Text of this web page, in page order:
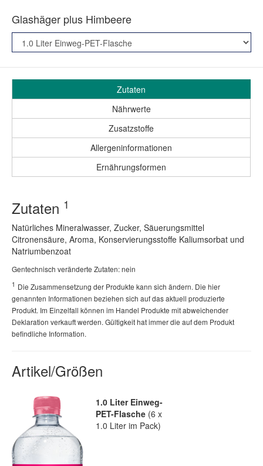
Glashäger plus Himbeere
Zutaten
Nährwerte
Zusatzstoffe
Allergeninformationen
Ernährungsformen
Zutaten 1
Natürliches Mineralwasser, Zucker, Säuerungsmittel
Citronensäure, Aroma, Konservierungsstoffe Kaliumsorbat und
Natriumbenzoat
Gentechnisch veränderte Zutaten: nein
1 Die Zusammensetzung der Produkte kann sich ändern. Die hier
genannten Informationen beziehen sich auf das aktuell produzierte
Produkt. Im Einzelfall können im Handel Produkte mit abweichender
Deklaration verkauft werden. Gültigkeit hat immer die auf dem Produkt
befindliche Information.
Artikel/Größen
1.0 Liter Einweg-
PET-Flasche (6 x
1.0 Liter im Pack)